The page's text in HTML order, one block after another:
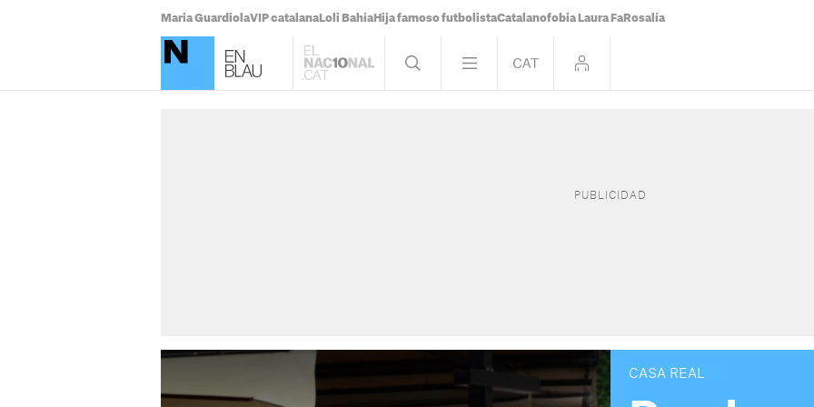
Maria GuardiolaVIP catalana Loli Bahía Hija famoso futbolistaCatalanofobia Laura Fa Rosalía
CASA REAL